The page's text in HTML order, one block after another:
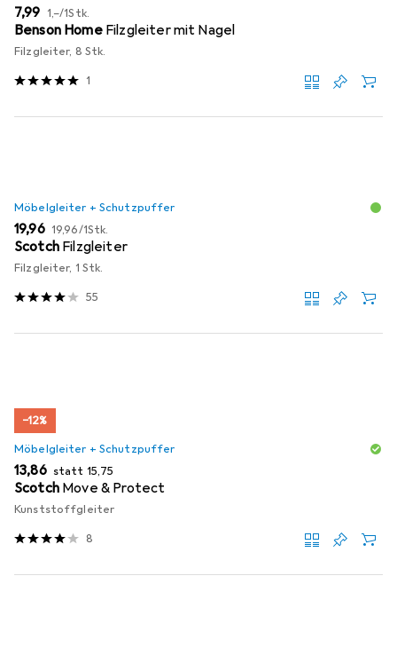
EUR
7,99 EUR
1,–/1Stk.
Benson Home Filzgleiter mit Nagel
Filzgleiter, 8 Stk.
1
Möbelgleiter + Schutzpuffer
EUR
19,96 EUR
19,96/1Stk.
Scotch Filzgleiter
Filzgleiter, 1 Stk.
55
−12%
Möbelgleiter + Schutzpuffer
EUR
13,86 statt EUR
15,75
Scotch Move & Protect
Kunststoffgleiter
8